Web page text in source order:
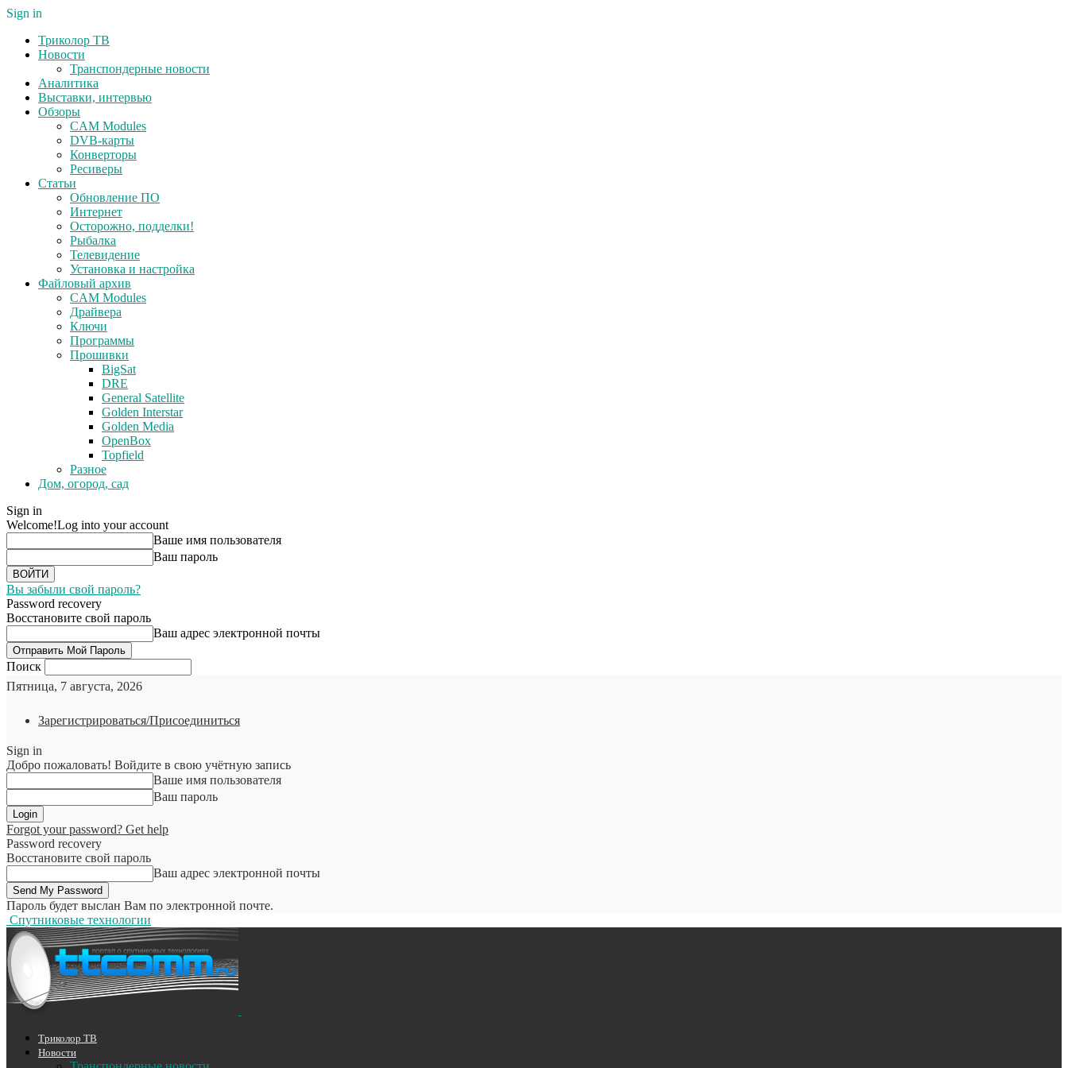
Sign in
Триколор ТВ
Новости
Транспондерные новости
Аналитика
Выставки, интервью
Обзоры
CAM Modules
DVB-карты
Конверторы
Ресиверы
Статьи
Обновление ПО
Интернет
Осторожно, подделки!
Рыбалка
Телевидение
Установка и настройка
Файловый архив
CAM Modules
Драйвера
Ключи
Программы
Прошивки
BigSat
DRE
General Satellite
Golden Interstar
Golden Media
OpenBox
Topfield
Разное
Дом, огород, сад
Sign in
Welcome!Log into your account
Ваше имя пользователя
Ваш пароль
Вы забыли свой пароль?
Password recovery
Восстановите свой пароль
Ваш адрес электронной почты
Поиск
Пятница, 7 августа, 2026
Зарегистрироваться/Присоединиться
Sign in
Добро пожаловать! Войдите в свою учётную запись
Ваше имя пользователя
Ваш пароль
Forgot your password? Get help
Password recovery
Восстановите свой пароль
Ваш адрес электронной почты
Пароль будет выслан Вам по электронной почте.
Спутниковые технологии
Триколор ТВ
Новости